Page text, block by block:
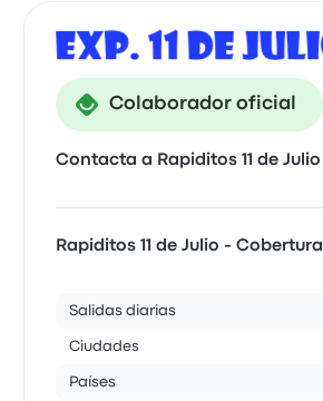
Colaborador oficial
Contacta a Rapiditos 11 de Julio
Rapiditos 11 de Julio -
Salidas diarias
Ciudades
Países